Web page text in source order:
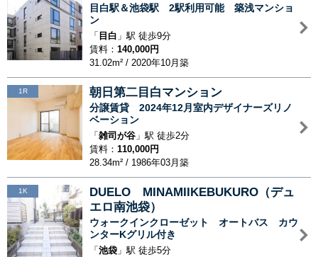
目白駅＆池袋駅 2駅利用可能 築浅マンショ
ン
「 目白 」駅 徒歩9分
賃料： 140,000円
31.02m² / 2020年10月築
1R 朝日第二目白マンション
分譲賃貸 2024年12月室内デザイナーズリノ
ベーション
「 雑司が谷 」駅 徒歩2分
賃料： 110,000円
28.34m² / 1986年03月築
1K
DUELO MINAMIIKEBUKURO（デュ
エロ南池袋）
ウォークインクローゼット オートバス カウ
ンターKグリル付き
「 池袋 」駅 徒歩5分